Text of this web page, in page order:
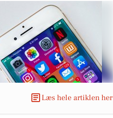
Læs hele artiklen her